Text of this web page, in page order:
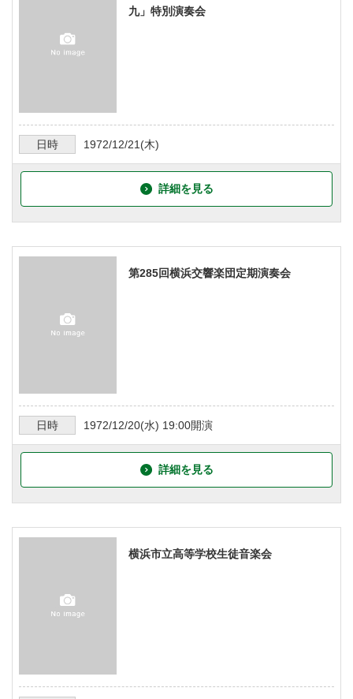
九」特別演奏会
日時 1972/12/21(木)
詳細を見る
第285回横浜交響楽団定期演奏会
日時 1972/12/20(水) 19:00開演
詳細を見る
横浜市立高等学校生徒音楽会